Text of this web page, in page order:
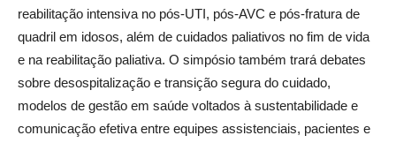
reabilitação intensiva no pós-UTI, pós-AVC e pós-fratura de
quadril em idosos, além de cuidados paliativos no fim de vida
e na reabilitação paliativa. O simpósio também trará debates
sobre desospitalização e transição segura do cuidado,
modelos de gestão em saúde voltados à sustentabilidade e
comunicação efetiva entre equipes assistenciais, pacientes e